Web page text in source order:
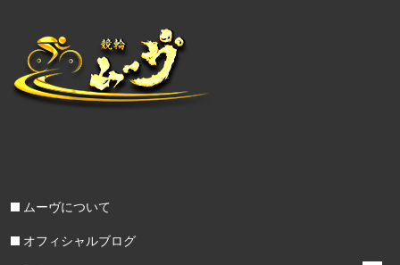
ムーヴについて
オフィシャルブログ